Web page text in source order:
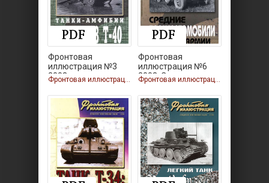
Фронтовая
иллюстрация №3
2003.
Фронтовая иллюстрация
Фронтовая
иллюстрация №6
2003. Средние
Фронтовая иллюстрация